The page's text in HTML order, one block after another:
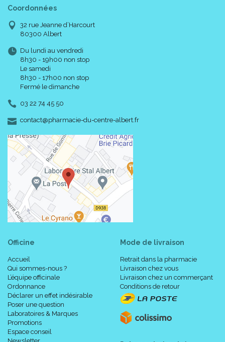
Coordonnées
32 rue Jeanne d’Harcourt
80300 Albert
Du lundi au vendredi
8h30 - 19h00 non stop
Le samedi
8h30 - 17h00 non stop
Fermé le dimanche
03 22 74 45 50
contact-
@-
pharmacie-du-centre-albert.fr
Officine
Accueil
Qui sommes-nous ?
L’équipe officinale
Ordonnance
Déclarer un effet indésirable
Poser une question
Laboratoires & Marques
Promotions
Espace conseil
Mode de livraison
Retrait dans la pharmacie
Livraison chez vous
Livraison chez un commerçant
Conditions de retour